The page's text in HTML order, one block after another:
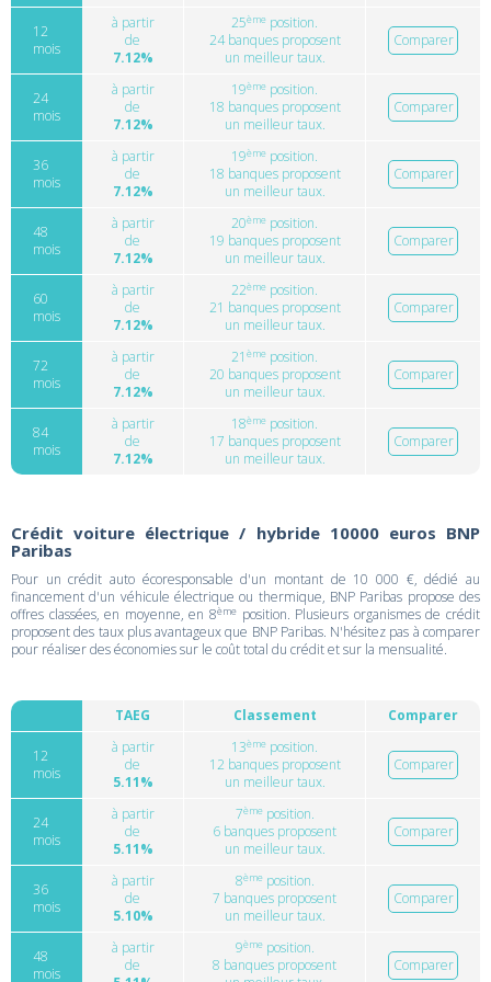
12
mois
à partir
de
7.12%
25ème position.
24 banques proposent
un meilleur taux.
Comparer
24
mois
à partir
de
7.12%
19ème position.
18 banques proposent
un meilleur taux.
Comparer
36
mois
à partir
de
7.12%
19ème position.
18 banques proposent
un meilleur taux.
Comparer
48
mois
à partir
de
7.12%
20ème position.
19 banques proposent
un meilleur taux.
Comparer
60
mois
à partir
de
7.12%
22ème position.
21 banques proposent
un meilleur taux.
Comparer
72
mois
à partir
de
7.12%
21 ème position.
20 banques proposent
un meilleur taux.
Comparer
84
mois
à partir
de
7.12%
18ème position.
17 banques proposent
un meilleur taux.
Comparer
Crédit voiture électrique / hybride 10000 euros BNP
Paribas
Pour un crédit auto écoresponsable d'un montant de 10 000 €, dédié au
financement d'un véhicule électrique ou thermique, BNP Paribas propose des
offres classées, en moyenne, en 8ème position. Plusieurs organismes de crédit
proposent des taux plus avantageux que BNP Paribas. N'hésitez pas à comparer
pour réaliser des économies sur le coût total du crédit et sur la mensualité.
TAEG Classement Comparer
12
mois
à partir
de
5.11%
13ème position.
12 banques proposent
un meilleur taux.
Comparer
24
mois
à partir
de
5.11%
7èmeposition.
6 banques proposent
un meilleur taux.
Comparer
36
mois
à partir
de
5.10%
8èmeposition.
7 banques proposent
un meilleur taux.
Comparer
48
mois
à partir
de
9èmeposition.
8 banques proposent
Comparer